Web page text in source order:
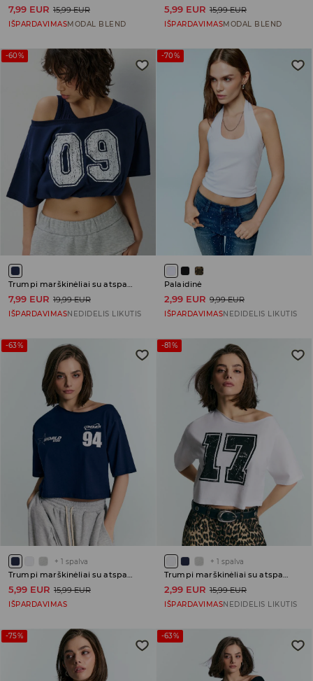
7,99 EUR 15,99 EUR
IŠPARDAVIMASMODAL BLEND
5,99 EUR 15,99 EUR
IŠPARDAVIMASMODAL BLEND
-60%
Trumpi marškinėliai su atspaudu
7,99 EUR 19,99 EUR
IŠPARDAVIMASNEDIDELIS LIKUTIS
-70%
Palaidinė
2,99 EUR 9,99 EUR
IŠPARDAVIMASNEDIDELIS LIKUTIS
-63%
+ 1 spalva
Trumpi marškinėliai su atspaudu
5,99 EUR 15,99 EUR
IŠPARDAVIMAS
-81%
+ 1 spalva
Trumpi marškinėliai su atspaudu
2,99 EUR 15,99 EUR
IŠPARDAVIMASNEDIDELIS LIKUTIS
-75% -63%